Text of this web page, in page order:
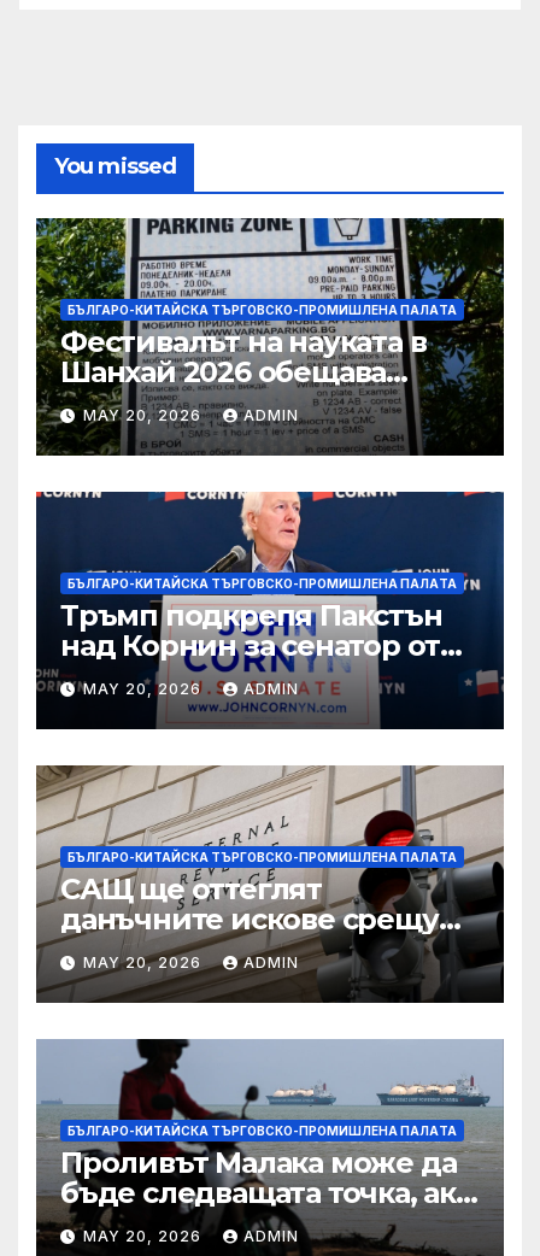
You missed
БЪЛГАРО-КИТАЙСКА ТЪРГОВСКО-ПРОМИШЛЕНА ПАЛAТА
Фестивалът на науката в
Шанхай 2026 обещава
вълнуващи научно-
технологични иновации
MAY 20, 2026 ADMIN
БЪЛГАРО-КИТАЙСКА ТЪРГОВСКО-ПРОМИШЛЕНА ПАЛAТА
Тръмп подкрепя Пакстън
над Корнин за сенатор от
Тексас в шокираща
подкрепа
MAY 20, 2026 ADMIN
БЪЛГАРО-КИТАЙСКА ТЪРГОВСКО-ПРОМИШЛЕНА ПАЛAТА
САЩ ще оттеглят
данъчните искове срещу
Тръмп „завинаги“ в
сделката за съдебно дело с
IRS
MAY 20, 2026 ADMIN
БЪЛГАРО-КИТАЙСКА ТЪРГОВСКО-ПРОМИШЛЕНА ПАЛAТА
Проливът Малака може да
бъде следващата точка, ако
Азия не внимава
MAY 20, 2026 ADMIN